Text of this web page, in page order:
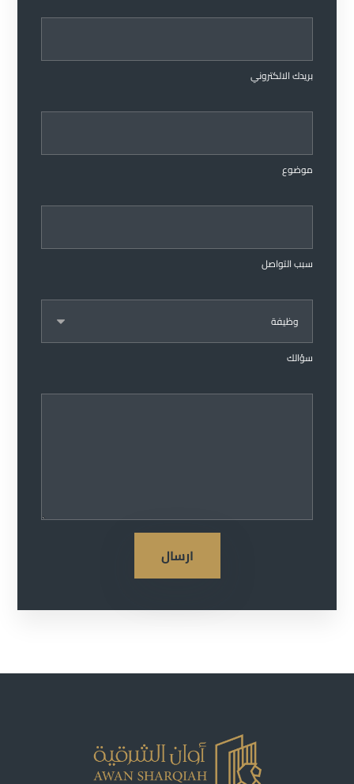
بريدك الالكتروني
موضوع
سبب التواصل
سؤالك
ارسال